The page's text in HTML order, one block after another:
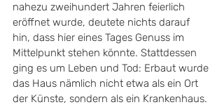
nahezu zweihundert Jahren feierlich
eröffnet wurde, deutete nichts darauf
hin, dass hier eines Tages Genuss im
Mittelpunkt stehen könnte. Stattdessen
ging es um Leben und Tod: Erbaut wurde
das Haus nämlich nicht etwa als ein Ort
der Künste, sondern als ein Krankenhaus.